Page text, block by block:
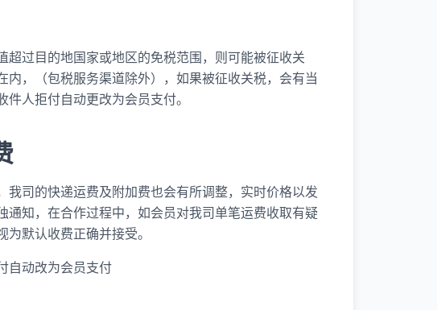
过目的地国家或地区的免税范围，则可能被征收关
，（包税服务渠道除外），如果被征收关税，会有当
人拒付自动更改为会员支付。
司的快递运费及附加费也会有所调整，实时价格以发
知，在合作过程中，如会员对我司单笔运费收取有疑
默认收费正确并接受。
自动改为会员支付